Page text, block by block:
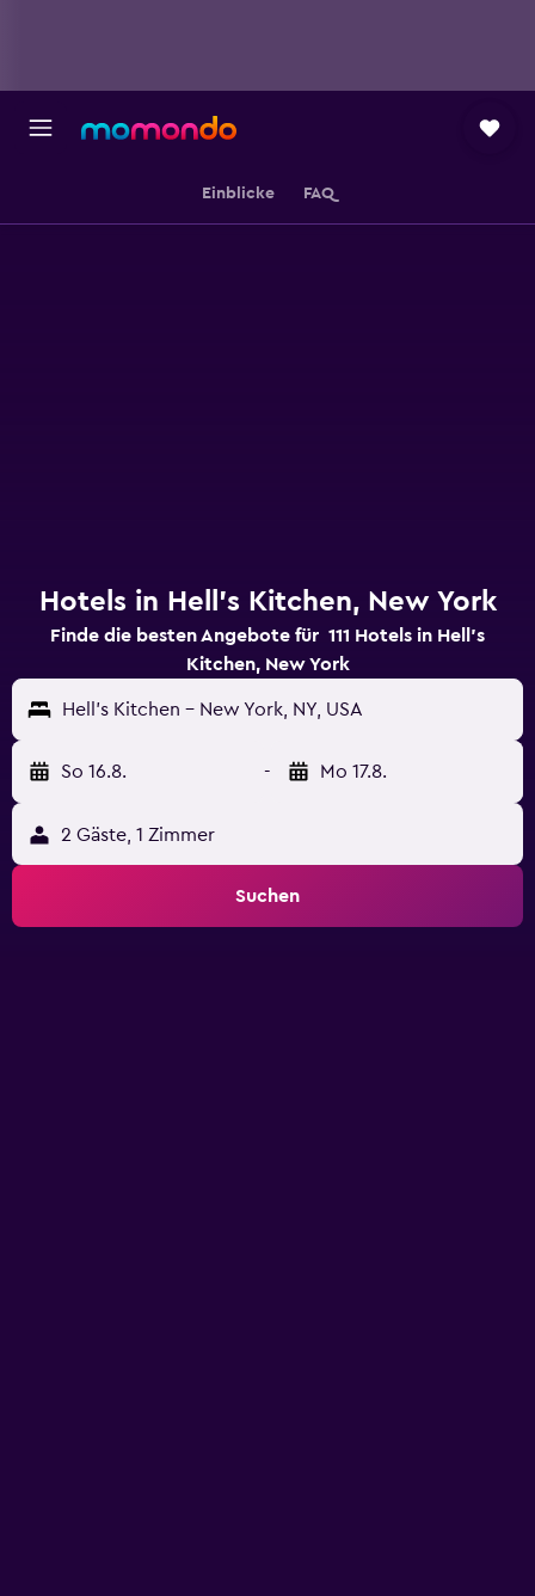
Einblicke FAQ
Hotels in Hell's Kitchen, New York
Finde die besten Angebote für 111 Hotels in Hell's
Kitchen, New York
Hell's Kitchen - New York, NY, USA
So 16.8. - Mo 17.8.
2 Gäste, 1 Zimmer
Suchen